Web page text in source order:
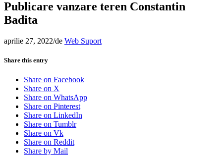
Publicare vanzare teren Constantin
Badita
aprilie 27, 2022/de Web Suport
Share this entry
Share on Facebook
Share on X
Share on WhatsApp
Share on Pinterest
Share on LinkedIn
Share on Tumblr
Share on Vk
Share on Reddit
Share by Mail